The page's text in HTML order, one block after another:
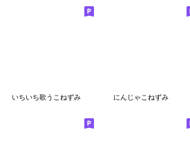
いちいち歌うこねずみ にんじゃこねずみ